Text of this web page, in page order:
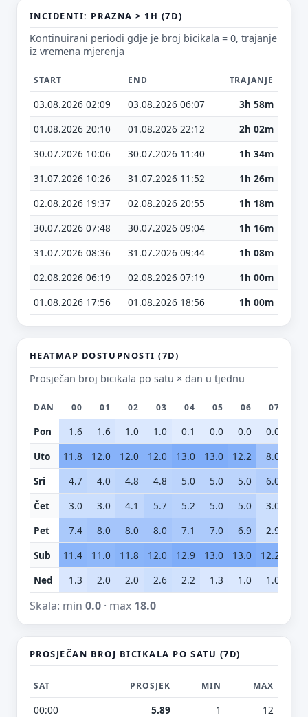
INCIDENTI: PRAZNA > 1H (7D)
Kontinuirani periodi gdje je broj bicikala = 0, trajanje
iz vremena mjerenja
START END TRAJANJE
03.08.2026 02:09 03.08.2026 06:07
3h 58m
01.08.2026 20:10
01.08.2026 22:12
2h 02m
30.07.2026 10:06
30.07.2026 11:40
1h 34m
31.07.2026 10:26
31.07.2026 11:52
1h 26m
02.08.2026 19:37
02.08.2026 20:55
1h 18m
30.07.2026 07:48
30.07.2026 09:04
1h 16m
31.07.2026 08:36
31.07.2026 09:44
1h 08m
02.08.2026 06:19
02.08.2026 07:19
1h 00m
01.08.2026 17:56
01.08.2026 18:56 1h 00m
HEATMAP DOSTUPNOSTI (7D)
Prosječan broj bicikala po satu × dan u tjednu
DAN 00 01 02 03 04 05 06 07
Pon 1.6 1.6 1.0 1.0 0.1 0.0 0.0 0.0
Uto
11.8 12.0 12.0 12.0 13.0 13.0 12.2 8.0
Sri
4.7 4.0 4.8 4.8 5.0 5.0 5.0 6.0
Čet
3.0 3.0 4.1 5.7 5.2 5.0 5.0 3.0
Pet
7.4 8.0 8.0 8.0 7.1 7.0 6.9 2.9
Sub
11.4 11.0 11.8 12.0 12.9 13.0 13.0 12.2
Ned
1.3 2.0 2.0 2.6 2.2 1.3 1.0 1.0
Skala: min 0.0· max 18.0
PROSJEČAN BROJ BICIKALA PO SATU (7D)
SAT PROSJEK MIN MAX
00:00 5.89 1
12
E-mail (opcionalno)
Ne moraš upisati e-mail — prijedlog možeš poslati i anonimno.
Odustani Pošalji